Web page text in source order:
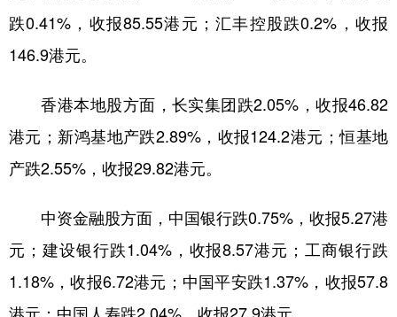
彩票 娱乐 时尚 悦读
公益
文化产业
地方频道
北京 河北 山西
辽宁 吉林 上海 江苏
浙江 安徽 福建 江西
跌0.41%，收报85.55港元；汇丰控股跌0.2%，收报
146.9港元。
香港本地股方面，长实集团跌2.05%，收报46.82
港元；新鸿基地产跌2.89%，收报124.2港元；恒基地
产跌2.55%，收报29.82港元。
中资金融股方面，中国银行跌0.75%，收报5.27港
元；建设银行跌1.04%，收报8.57港元；工商银行跌
1.18%，收报6.72港元；中国平安跌1.37%，收报57.8
港元；中国人寿跌2.04%，收报27.9港元。